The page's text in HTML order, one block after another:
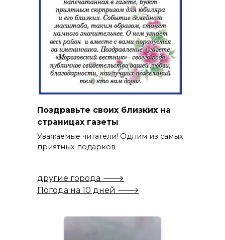
Поздравьте своих близких на
страницах газеты
Уважаемые читатели! Одним из самых
приятных подарков
другие города 🡒
Погода на 10 дней 🡒